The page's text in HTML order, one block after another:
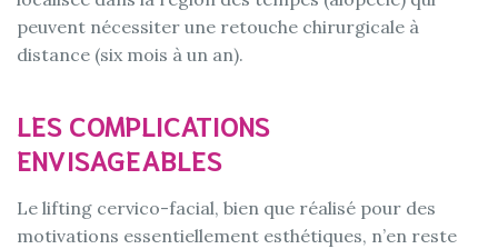
peuvent nécessiter une retouche chirurgicale à
distance (six mois à un an).
LES COMPLICATIONS
ENVISAGEABLES
Le lifting cervico-facial, bien que réalisé pour des
motivations essentiellement esthétiques, n’en reste